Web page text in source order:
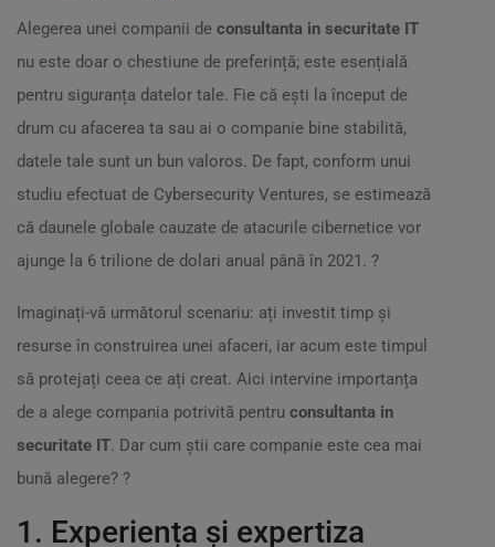
Alegerea unei companii de consultanta in securitate IT
nu este doar o chestiune de preferință; este esențială
pentru siguranța datelor tale. Fie că ești la început de
drum cu afacerea ta sau ai o companie bine stabilită,
datele tale sunt un bun valoros. De fapt, conform unui
studiu efectuat de Cybersecurity Ventures, se estimează
că daunele globale cauzate de atacurile cibernetice vor
ajunge la 6 trilione de dolari anual până în 2021. ?
Imaginați-vă următorul scenariu: ați investit timp și
resurse în construirea unei afaceri, iar acum este timpul
să protejați ceea ce ați creat. Aici intervine importanța
de a alege compania potrivită pentru consultanta in
securitate IT. Dar cum știi care companie este cea mai
bună alegere? ?
1. Experiența și expertiza